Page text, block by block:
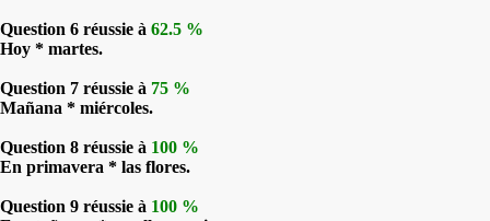
Question 6 réussie à 62.5 %
Hoy * martes.
Question 7 réussie à 75 %
Mañana * miércoles.
Question 8 réussie à 100 %
En primavera * las flores.
Question 9 réussie à 100 %